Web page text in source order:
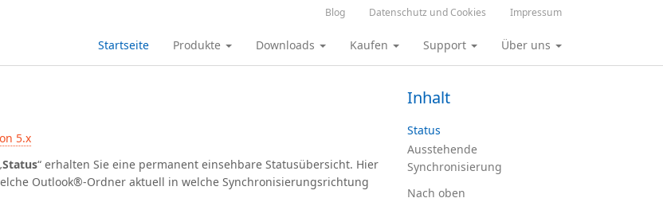
Startseite Produkte Downloads Kaufen Support Über uns
Blog Datenschutz und Cookies Impressum
5.x
Status“ erhalten Sie eine permanent einsehbare Statusübersicht. Hier
Outlook®-Ordner aktuell in welche Synchronisierungsrichtung
Inhalt
Status
Ausstehende
Synchronisierung
Nach oben